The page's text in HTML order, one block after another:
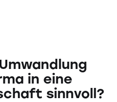
in eine
sinnvoll?